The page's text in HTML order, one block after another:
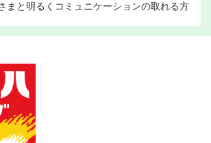
まと明るくコミュニケーションの取れる方